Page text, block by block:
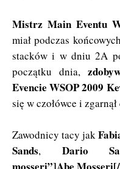
Mistrz Main Eventu
miał podczas
stacków i w dniu 2A
początku dnia,
Evencie WSOP 2009
się w czołówce i
Zawodnicy tacy jak
Sands, Dario